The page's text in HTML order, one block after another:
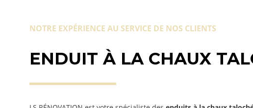
NOTRE EXPÉRIENCE AU SERVICE DE NOS CLIENTS
ENDUIT À LA CHAUX